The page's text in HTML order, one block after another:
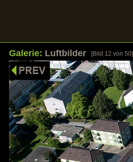
HOME UNSERE STÄRKEN
Galerie: Luftbilder [Bild 12 von 50]